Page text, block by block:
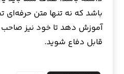
باشد که نه تنها متن حرفه‌ای
آموزش دهد تا خود نیز
قابل دفاع شوید.